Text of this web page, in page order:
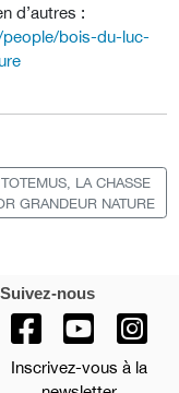
d’autres :
bois-du-luc-
LA CHASSE
GRANDEUR NATURE
Suivez-nous
Inscrivez-vous à la